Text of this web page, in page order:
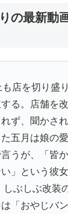
の最新動
店を切り盛
る。店舗を
ず、聞かさ
五月は娘の
うが、「皆
」という彼
ぶしぶ改装
「おやじバ